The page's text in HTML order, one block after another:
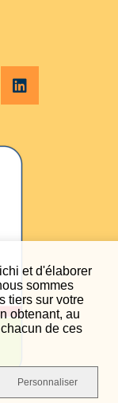
et d'élaborer
sommes
tiers sur votre
obtenant, au
de ces
Personnaliser